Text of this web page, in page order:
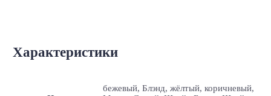
Характеристики
бежевый, Блэнд, жёлтый, коричневый,